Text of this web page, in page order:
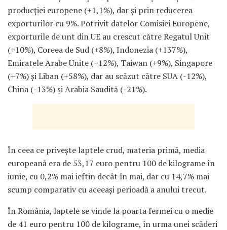
producției europene (+1,1%), dar și prin reducerea
exporturilor cu 9%. Potrivit datelor Comisiei Europene,
exporturile de unt din UE au crescut către Regatul Unit
(+10%), Coreea de Sud (+8%), Indonezia (+137%),
Emiratele Arabe Unite (+12%), Taiwan (+9%), Singapore
(+7%) și Liban (+58%), dar au scăzut către SUA (-12%),
China (-13%) și Arabia Saudită (-21%).
În ceea ce privește laptele crud, materia primă, media
europeană era de 53,17 euro pentru 100 de kilograme în
iunie, cu 0,2% mai ieftin decât în mai, dar cu 14,7% mai
scump comparativ cu aceeași perioadă a anului trecut.
În România, laptele se vinde la poarta fermei cu o medie
de 41 euro pentru 100 de kilograme, în urma unei scăderi